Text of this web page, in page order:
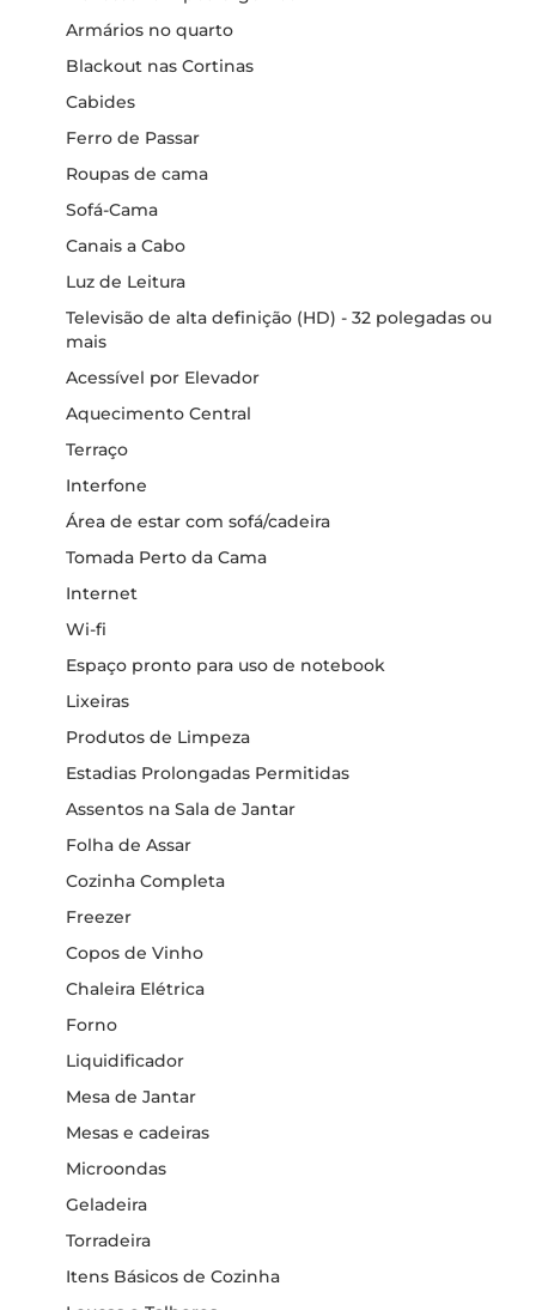
Armários no quarto
Blackout nas Cortinas
Cabides
Ferro de Passar
Roupas de cama
Sofá-Cama
Canais a Cabo
Luz de Leitura
Televisão de alta definição (HD) - 32 polegadas ou
mais
Acessível por Elevador
Aquecimento Central
Terraço
Interfone
Área de estar com sofá/cadeira
Tomada Perto da Cama
Internet
Wi-fi
Espaço pronto para uso de notebook
Lixeiras
Produtos de Limpeza
Estadias Prolongadas Permitidas
Assentos na Sala de Jantar
Folha de Assar
Cozinha Completa
Freezer
Copos de Vinho
Chaleira Elétrica
Forno
Liquidificador
Mesa de Jantar
Mesas e cadeiras
Microondas
Geladeira
Torradeira
Itens Básicos de Cozinha